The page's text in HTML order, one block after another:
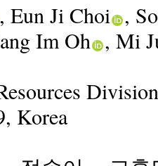
, Eun Ji Choi ,
Im Oh , Mi
Korea